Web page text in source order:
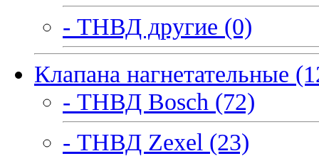
- ТНВД другие (0)
Клапана нагнетательные
- ТНВД Bosch (72)
- ТНВД Zexel (23)